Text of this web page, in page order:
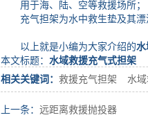
用于海、陆、空等救援场所；
充气担架为水中救生垫及其漂
以上就是小编为大家介绍的
本文标题： 水域救援充气式担架
相关关键词： 救援充气担架 水
上一条： 远距离救援抛投器